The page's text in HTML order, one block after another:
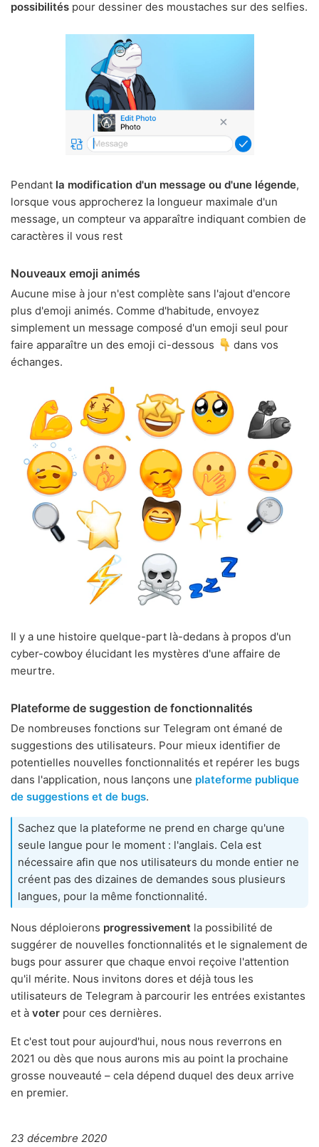
possibilités pour dessiner des moustaches sur des selfies.
Pendant la modification d'un message ou d'une légende,
lorsque vous approcherez la longueur maximale d'un
message, un compteur va apparaître indiquant combien de
caractères il vous rest
Nouveaux emoji animés
Aucune mise à jour n'est complète sans l'ajout d'encore
plus d'emoji animés. Comme d'habitude, envoyez
simplement un message composé d'un emoji seul pour
faire apparaître un des emoji ci-dessous
dans vos
échanges.
Il y a une histoire quelque-part là-dedans à propos d'un
cyber-cowboy élucidant les mystères d'une affaire de
meurtre.
Plateforme de suggestion de fonctionnalités
De nombreuses fonctions sur Telegram ont émané de
suggestions des utilisateurs. Pour mieux identifier de
potentielles nouvelles fonctionnalités et repérer les bugs
dans l'application, nous lançons une plateforme publique
de suggestions et de bugs.
Sachez que la plateforme ne prend en charge qu'une
seule langue pour le moment : l'anglais. Cela est
nécessaire afin que nos utilisateurs du monde entier ne
créent pas des dizaines de demandes sous plusieurs
langues, pour la même fonctionnalité.
Nous déploierons progressivement la possibilité de
suggérer de nouvelles fonctionnalités et le signalement de
bugs pour assurer que chaque envoi reçoive l'attention
qu'il mérite. Nous invitons dores et déjà tous les
utilisateurs de Telegram à parcourir les entrées existantes
et à voter pour ces dernières.
Et c'est tout pour aujourd'hui, nous nous reverrons en
2021 ou dès que nous aurons mis au point la prochaine
grosse nouveauté – cela dépend duquel des deux arrive
en premier.
23 décembre 2020